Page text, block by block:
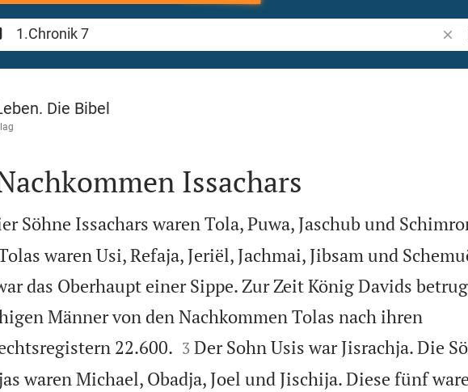
7 Die Bibel
Issachars
Söhne Issachars waren Tola, Puwa, Jaschub und
waren Usi, Refaja, Jeriël, Jachmai, Jibsam und
das Oberhaupt einer Sippe. Zur Zeit König Davids
Männer von den Nachkommen Tolas nach ihren
22.600.
3 Der Sohn Usis war Jisrachja. Die
waren Michael, Obadja, Joel und Jischija. Diese fünf